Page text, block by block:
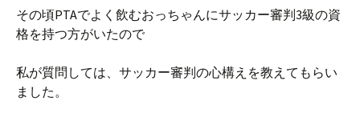
その頃PTAでよく飲むおっちゃんにサッカー審判3級の資
格を持つ方がいたので
私が質問しては、サッカー審判の心構えを教えてもらい
ました。